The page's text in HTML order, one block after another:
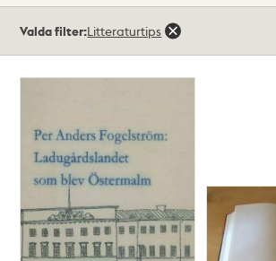
träffar
Valda filter:Litteraturtips